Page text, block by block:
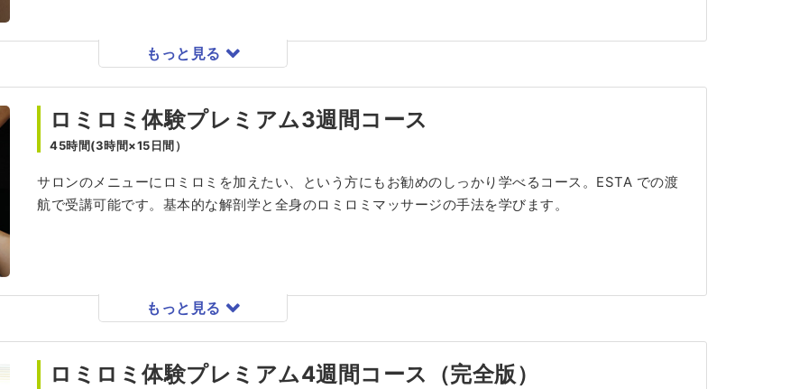
もっと見る
ロミロミ体験プレミアム3週間コース
45時間(3時間×15日間）
サロンのメニューにロミロミを加えたい、という方にもお勧めのしっかり学べるコース。ESTA での渡
航で受講可能です。基本的な解剖学と全身のロミロミマッサージの手法を学びます。
もっと見る
ロミロミ体験プレミアム4週間コース（完全版）